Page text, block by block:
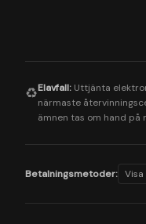
♻️Elavfall: Uttjänta
närmaste
ämnen tas om hand på
Betalningsmetoder: Visa